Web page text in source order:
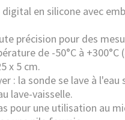
en silicone avec
précision pour des
de -50°C à +300°C
x 5 cm.
: la sonde se lave à
lave-vaisselle.
pour une utilisation au